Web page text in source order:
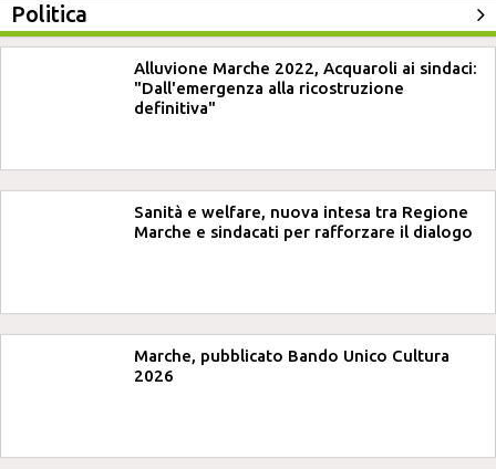
Politica
Alluvione Marche 2022, Acquaroli ai sindaci:
"Dall'emergenza alla ricostruzione
definitiva"
Sanità e welfare, nuova intesa tra Regione
Marche e sindacati per rafforzare il dialogo
Marche, pubblicato Bando Unico Cultura
2026